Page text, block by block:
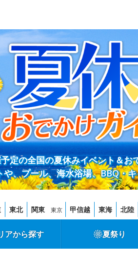
定の全国の夏休みイベント＆
、プール、海水浴場、BBQ・
東北 関東 東京 甲信越 東海 北陸
アから探す 夏祭り